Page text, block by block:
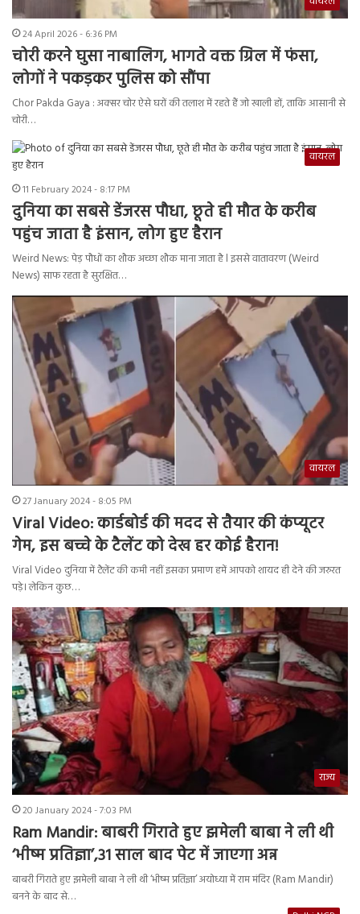
24 April 2026 - 6:36 PM
चोरी करने घुसा नाबालिग, भागते वक्त ग्रिल में फंसा,
लोगों ने पकड़कर पुलिस को सौंपा
Chor Pakda Gaya : अक्सर चोर ऐसे घरों की तलाश में रहते हैं जो खाली हों, ताकि आसानी से
चोरी…
वायरल
11 February 2024 - 8:17 PM
दुनिया का सबसे डेंजरस पौधा, छूते ही मौत के करीब
पहुंच जाता है इंसान, लोग हुए हैरान
Weird News: पेड़ पौधों का शौक अच्छा शौक माना जाता है l इससे वातावरण (Weird
News) साफ रहता है सुरक्षित…
वायरल
27 January 2024 - 8:05 PM
Viral Video: कार्डबोर्ड की मदद से तैयार की कंप्यूटर
गेम, इस बच्चे के टैलेंट को देख हर कोई हैरान!
Viral Video दुनिया में टैलेंट की कमी नहीं इसका प्रमाण हमें आपको शायद ही देने की जरुरत
पड़े। लेकिन कुछ…
राज्य
20 January 2024 - 7:03 PM
Ram Mandir: बाबरी गिराते हुए झमेली बाबा ने ली थी
‘भीष्म प्रतिज्ञा’,31 साल बाद पेट में जाएगा अन्न
बाबरी गिराते हुए झमेली बाबा ने ली थी ‘भीष्म प्रतिज्ञा’ अयोध्या में राम मंदिर (Ram Mandir)
बनने के बाद से…